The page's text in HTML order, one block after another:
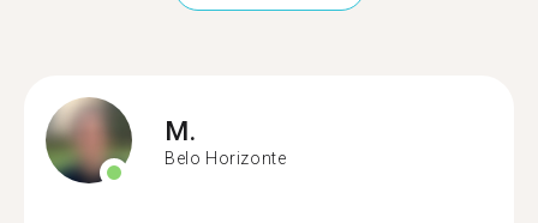
M.
Belo Horizonte